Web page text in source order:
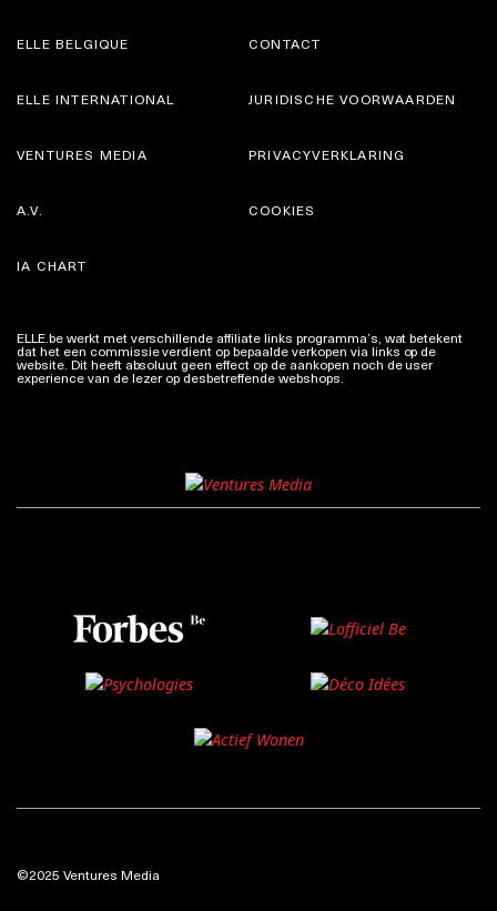
ELLE BELGIQUE CONTACT
ELLE INTERNATIONAL
VENTURES MEDIA
JURIDISCHE VOORWAARDEN
PRIVACYVERKLARING
A.V.
IA CHART
COOKIES
ELLE.be werkt met verschillende affiliate links programma’s, wat betekent
dat het een commissie verdient op bepaalde verkopen via links op de
website. Dit heeft absoluut geen effect op de aankopen noch de user
experience van de lezer op desbetreffende webshops.
©2025 Ventures Media